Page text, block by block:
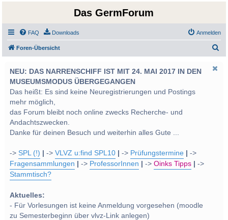
Das GermForum
FAQ Downloads Anmelden
Foren-Übersicht
NEU: DAS NARRENSCHIFF IST MIT 24. MAI 2017 IN DEN
MUSEUMSMODUS ÜBERGEGANGEN
Das heißt: Es sind keine Neuregistrierungen und Postings
mehr möglich,
das Forum bleibt noch online zwecks Recherche- und
Andachtszwecken.
Danke für deinen Besuch und weiterhin alles Gute ...
->SPL (!) ->VLVZ u:find SPL10 -> Prüfungstermine
->
Fragensammlungen
-> ProfessorInnen ->Oinks Tipps
->
Stammtisch?
Aktuelles:
- Für Vorlesungen ist keine Anmeldung vorgesehen (moodle
zu Semesterbeginn über vlvz-Link anlegen)